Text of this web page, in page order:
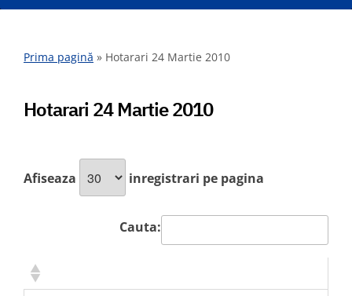
Prima pagină » Hotarari 24 Martie 2010
Hotarari 24 Martie 2010
Afiseaza inregistrari pe pagina
Cauta: